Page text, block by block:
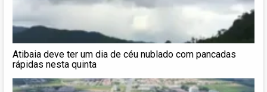
Atibaia deve ter um dia de céu nublado com pancadas
rápidas nesta quinta